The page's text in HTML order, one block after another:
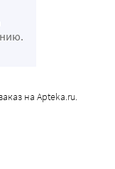
на Apteka.ru.